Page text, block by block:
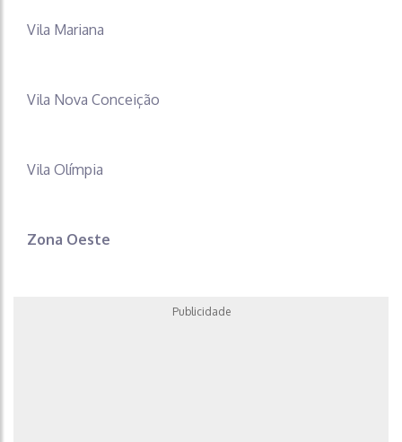
Vila Mariana
Vila Nova Conceição
Vila Olímpia
Zona Oeste
Publicidade